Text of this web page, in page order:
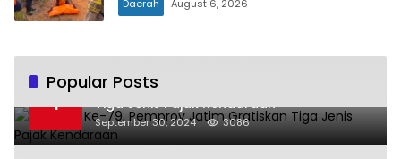
Daerah August 6, 2026
Popular Posts
1
Hari Jadi Ke-79, Pemprov Jatim Gratiskan
Tiga Jenis Pajak Kendaraan
September 30, 2024 3086